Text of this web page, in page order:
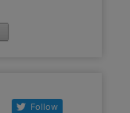
Follow